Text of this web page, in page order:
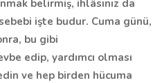
belirmiş, ihlâsınız da
işte budur. Cuma günü,
bu gibi
edip, yardımcı olması
ve hep birden hücuma